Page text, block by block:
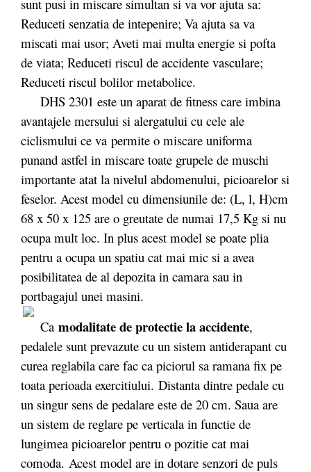
sunt pusi in miscare simultan si va vor ajuta sa:
Reduceti senzatia de intepenire; Va ajuta sa va
miscati mai usor; Aveti mai multa energie si pofta
de viata; Reduceti riscul de accidente vasculare;
Reduceti riscul bolilor metabolice.
DHS 2301 este un aparat de fitness care imbina
avantajele mersului si alergatului cu cele ale
ciclismului ce va permite o miscare uniforma
punand astfel in miscare toate grupele de muschi
importante atat la nivelul abdomenului, picioarelor si
feselor. Acest model cu dimensiunile de: (L, l, H)cm
68 x 50 x 125 are o greutate de numai 17,5 Kg si nu
ocupa mult loc. In plus acest model se poate plia
pentru a ocupa un spatiu cat mai mic si a avea
posibilitatea de al depozita in camara sau in
portbagajul unei masini.
Ca modalitate de protectie la accidente,
pedalele sunt prevazute cu un sistem antiderapant cu
curea reglabila care fac ca piciorul sa ramana fix pe
toata perioada exercitiului. Distanta dintre pedale cu
un singur sens de pedalare este de 20 cm. Saua are
un sistem de reglare pe verticala in functie de
lungimea picioarelor pentru o pozitie cat mai
comoda. Acest model are in dotare senzori de puls